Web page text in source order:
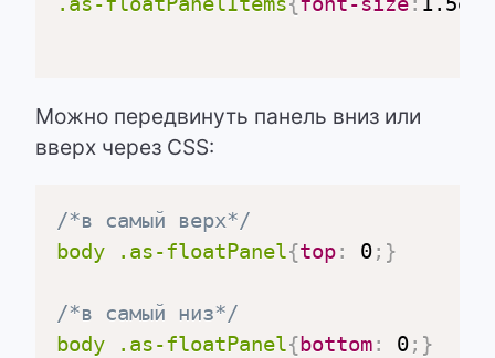
Можно передвинуть панель вниз или
вверх через CSS:
/*в самый верх*/
body .as-floatPanel{top: 0; }
/*в самый низ*/
body .as-floatPanel{bottom: 0; }